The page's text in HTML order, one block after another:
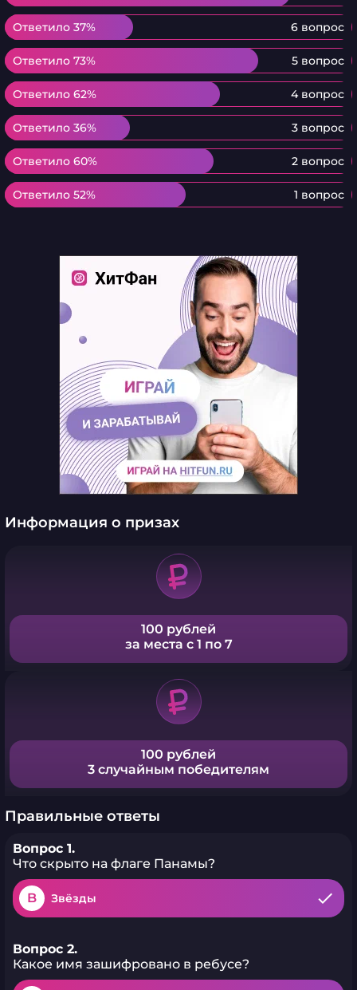
Ответило 37% 6 вопрос
Ответило 37%
Ответило 73% 5 вопрос
Ответило 73%
Ответило 62% 4 вопрос
Ответило 62%
Ответило 36% 3 вопрос
Ответило 36%
Ответило 60% 2 вопрос
Ответило 60%
Ответило 52% 1 вопрос
Ответило 52%
Информация о призах
100 рублей
за места с 1 по 7
100 рублей
3 случайным победителям
Правильные ответы
Вопрос 1.
Что скрыто на флаге Панамы?
B Звёзды
Вопрос 2.
Какое имя зашифровано в ребусе?